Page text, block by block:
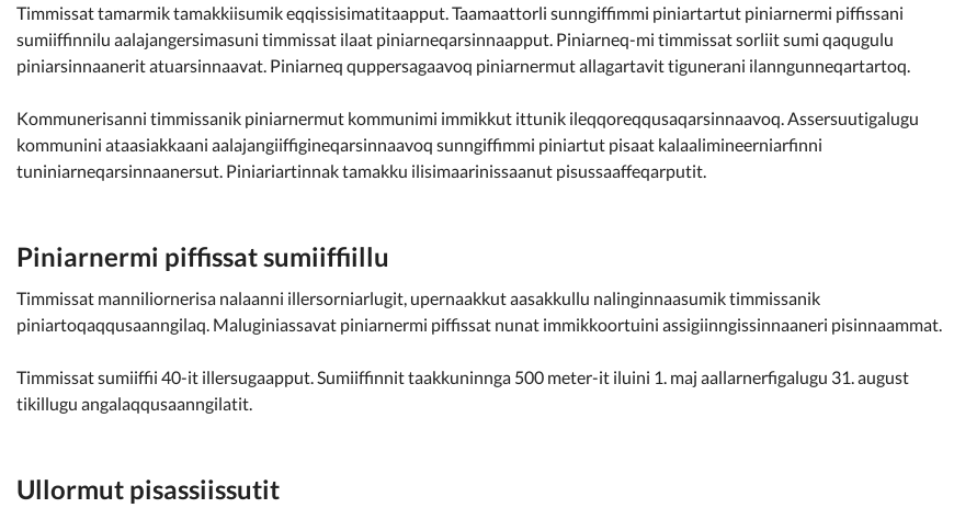
Timmissat tamarmik tamakkiisumik eqqissisimatitaapput. Taamaattorli sunngiffimmi piniartartut piniarnermi piffissani
sumiiffinnilu aalajangersimasuni timmissat ilaat piniarneqarsinnaapput. Piniarneq-mi timmissat sorliit sumi qaqugulu
piniarsinnaanerit atuarsinnaavat. Piniarneq quppersagaavoq piniarnermut allagartavit tigunerani ilanngunneqartartoq.
Kommunerisanni timmissanik piniarnermut kommunimi immikkut ittunik ileqqoreqqusaqarsinnaavoq. Assersuutigalugu
kommunini ataasiakkaani aalajangiiffigineqarsinnaavoq sunngiffimmi piniartut pisaat kalaalimineerniarfinni
tuniniarneqarsinnaanersut. Piniariartinnak tamakku ilisimaarinissaanut pisussaaffeqarputit.
Piniarnermi piffissat sumiiffiillu
Timmissat manniliornerisa nalaanni illersorniarlugit, upernaakkut aasakkullu nalinginnaasumik timmissanik
piniartoqaqqusaanngilaq. Maluginiassavat piniarnermi piffissat nunat immikkoortuini assigiinngissinnaaneri pisinnaammat.
Timmissat sumiiffii 40-it illersugaapput. Sumiiffinnit taakkuninnga 500 meter-it iluini 1. maj aallarnerfigalugu 31. august
tikillugu angalaqqusaanngilatit.
Ullormut pisassiissutit